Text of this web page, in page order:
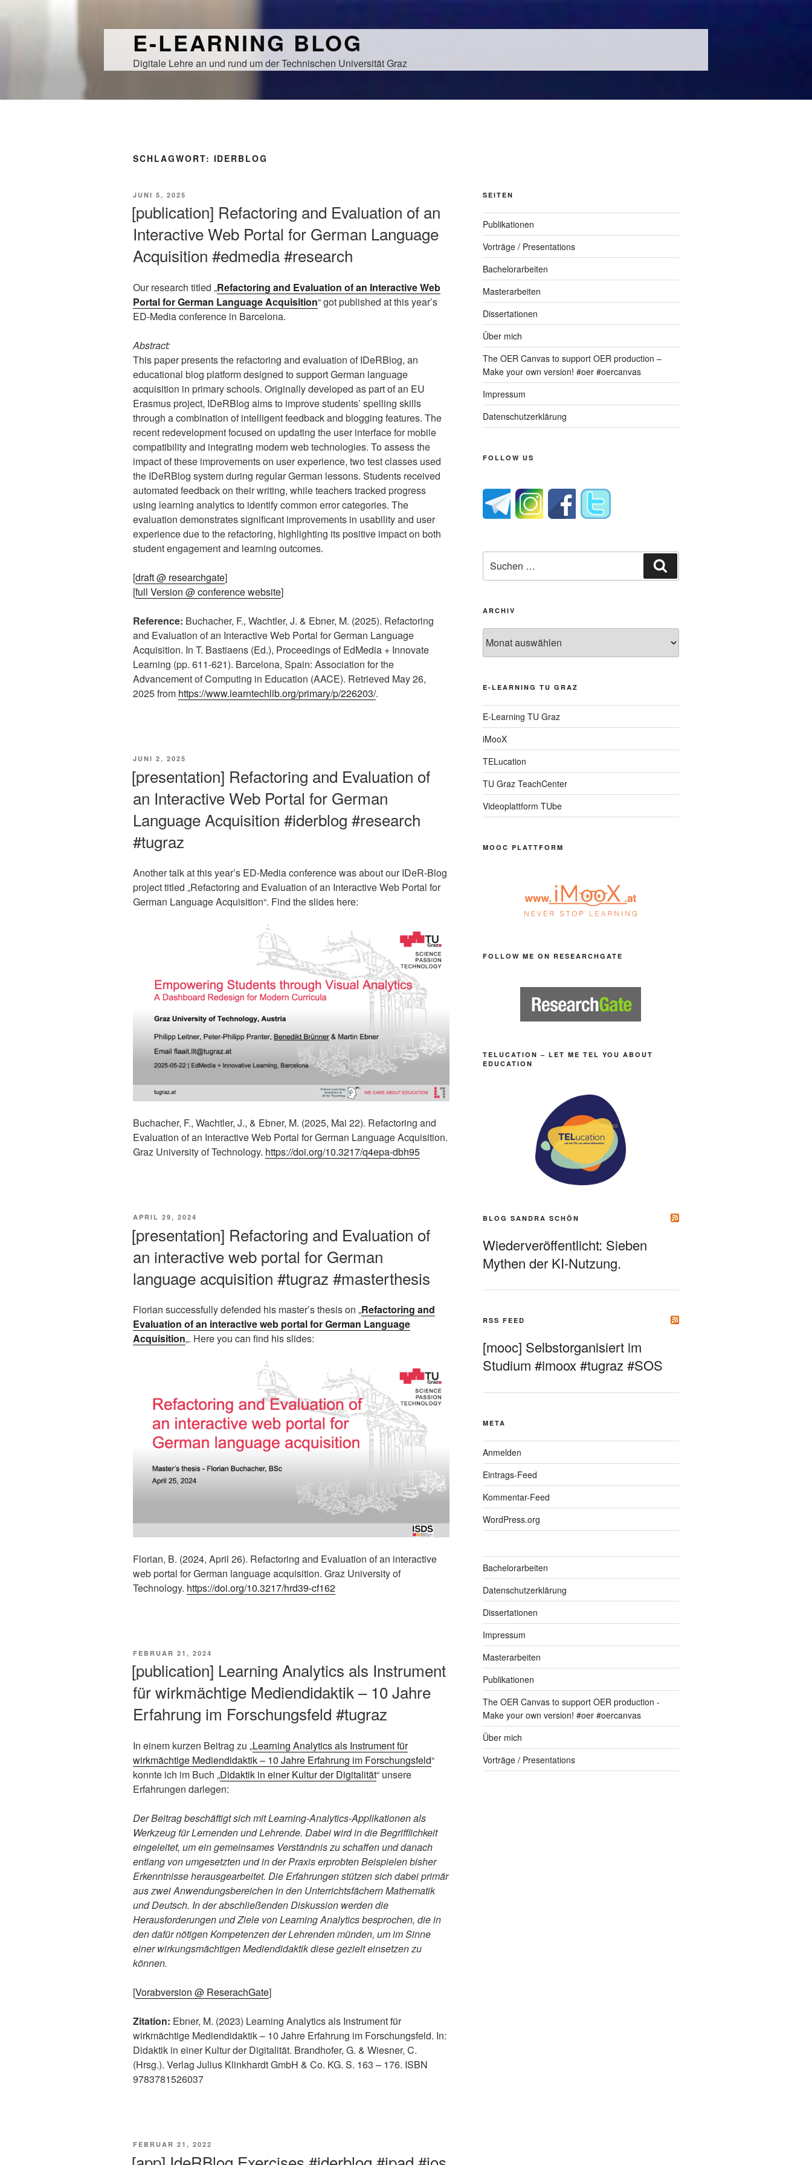
Inhalt
E-LEARNING BLOG
Digitale Lehre an und rund um der Technischen Universität Graz
SCHLAGWORT: IDERBLOG
VERÖFFENTLICHT
JUNI 5, 2025
[publication] Refactoring and Evaluation of an
Interactive Web Portal for German Language
Acquisition #edmedia #research
Our research titled „Refactoring and Evaluation of an Interactive Web
Portal for German Language Acquisition“ got published at this year’s
ED-Media conference in Barcelona.
Abstract:
This paper presents the refactoring and evaluation of IDeRBlog, an
educational blog platform designed to support German language
acquisition in primary schools. Originally developed as part of an EU
Erasmus project, IDeRBlog aims to improve students’ spelling skills
through a combination of intelligent feedback and blogging features. The
recent redevelopment focused on updating the user interface for mobile
compatibility and integrating modern web technologies. To assess the
impact of these improvements on user experience, two test classes used
the IDeRBlog system during regular German lessons. Students received
automated feedback on their writing, while teachers tracked progress
using learning analytics to identify common error categories. The
evaluation demonstrates significant improvements in usability and user
experience due to the refactoring, highlighting its positive impact on both
student engagement and learning outcomes.
[draft @ researchgate]
[full Version @ conference website]
Reference: Buchacher, F., Wachtler, J. & Ebner, M. (2025). Refactoring
and Evaluation of an Interactive Web Portal for German Language
Acquisition. In T. Bastiaens (Ed.), Proceedings of EdMedia + Innovate
Learning (pp. 611-621). Barcelona, Spain: Association for the
Advancement of Computing in Education (AACE). Retrieved May 26,
2025 from https://www.learntechlib.org/primary/p/226203/.
VERÖFFENTLICHT
JUNI 2, 2025
[presentation] Refactoring and Evaluation of
an Interactive Web Portal for German
Language Acquisition #iderblog #research
#tugraz
Another talk at this year’s ED-Media conference was about our IDeR-Blog
project titled „Refactoring and Evaluation of an Interactive Web Portal for
German Language Acquisition“. Find the slides here:
Buchacher, F., Wachtler, J., & Ebner, M. (2025, Mai 22). Refactoring and
Evaluation of an Interactive Web Portal for German Language Acquisition.
Graz University of Technology. https://doi.org/10.3217/q4epa-dbh95
VERÖFFENTLICHT
APRIL 29, 2024
[presentation] Refactoring and Evaluation of
an interactive web portal for German
language acquisition #tugraz #masterthesis
Florian successfully defended his master’s thesis on „Refactoring and
Evaluation of an interactive web portal for German Language
Acquisition„. Here you can find his slides:
Florian, B. (2024, April 26). Refactoring and Evaluation of an interactive
web portal for German language acquisition. Graz University of
Technology. https://doi.org/10.3217/hrd39-cf162
VERÖFFENTLICHT
FEBRUAR 21, 2024
[publication] Learning Analytics als Instrument
für wirkmächtige Mediendidaktik – 10 Jahre
Erfahrung im Forschungsfeld #tugraz
In einem kurzen Beitrag zu „Learning Analytics als Instrument für
wirkmächtige Mediendidaktik – 10 Jahre Erfahrung im Forschungsfeld“
konnte ich im Buch „Didaktik in einer Kultur der Digitalität“ unsere
Erfahrungen darlegen:
Der Beitrag beschäftigt sich mit Learning-Analytics-Applikationen als
Werkzeug für Lernenden und Lehrende. Dabei wird in die Begrifflichkeit
eingeleitet, um ein gemeinsames Verständnis zu schaffen und danach
entlang von umgesetzten und in der Praxis erprobten Beispielen bisher
Erkenntnisse herausgearbeitet. Die Erfahrungen stützen sich dabei primär
aus zwei Anwendungsbereichen in den Unterrichtsfächern Mathematik
und Deutsch. In der abschließenden Diskussion werden die
Herausforderungen und Ziele von Learning Analytics besprochen, die in
den dafür nötigen Kompetenzen der Lehrenden münden, um im Sinne
einer wirkungsmächtigen Mediendidaktik diese gezielt einsetzen zu
können.
[Vorabversion @ ReserachGate]
Zitation: Ebner, M. (2023) Learning Analytics als Instrument für
wirkmächtige Mediendidaktik – 10 Jahre Erfahrung im Forschungsfeld. In:
Didaktik in einer Kultur der Digitalität. Brandhofer, G. & Wiesner, C.
(Hrsg.). Verlag Julius Klinkhardt GmbH & Co. KG. S. 163 – 176. ISBN
9783781526037
VERÖFFENTLICHT
FEBRUAR 21, 2022
SEITEN
Publikationen
Vorträge / Presentations
Bachelorarbeiten
Masterarbeiten
Dissertationen
Über mich
The OER Canvas to support OER production –
Make your own version! #oer #oercanvas
Impressum
Datenschutzerklärung
FOLLOW US
nach:
ARCHIV
E-LEARNING TU GRAZ
E-Learning TU Graz
iMooX
TELucation
TU Graz TeachCenter
Videoplattform TUbe
MOOC PLATTFORM
FOLLOW ME ON RESEARCHGATE
TELUCATION – LET ME TEL YOU ABOUT
EDUCATION
BLOG SANDRA SCHÖN
Wiederveröffentlicht: Sieben
Mythen der KI-Nutzung.
RSS FEED
[mooc] Selbstorganisiert im
Studium #imoox #tugraz #SOS
META
Anmelden
Eintrags-Feed
Kommentar-Feed
WordPress.org
Bachelorarbeiten
Datenschutzerklärung
Dissertationen
Impressum
Masterarbeiten
Publikationen
The OER Canvas to support OER production -
Make your own version! #oer #oercanvas
Über mich
Vorträge / Presentations